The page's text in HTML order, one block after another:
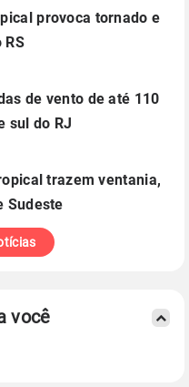
provoca tornado e
RS
de vento de até 110
sul do RJ
trazem ventania,
Sudeste
você